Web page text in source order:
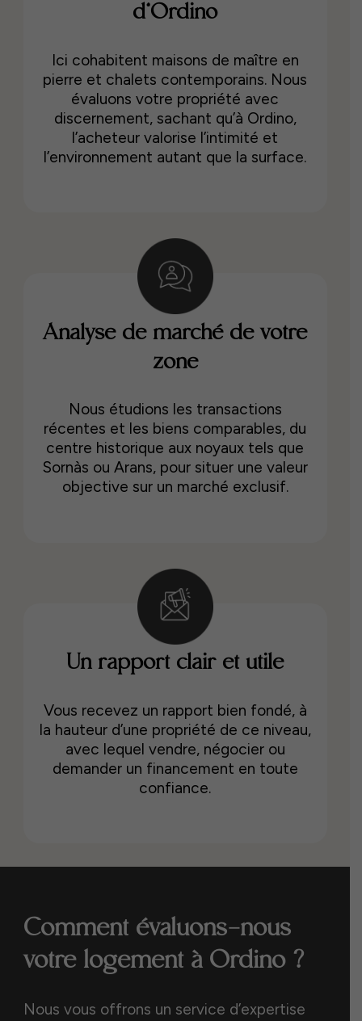
d’Ordino
Ici cohabitent maisons de maître en
pierre et chalets contemporains. Nous
évaluons votre propriété avec
discernement, sachant qu’à Ordino,
l’acheteur valorise l’intimité et
l’environnement autant que la surface.
Analyse de marché de votre
zone
Nous étudions les transactions
récentes et les biens comparables, du
centre historique aux noyaux tels que
Sornàs ou Arans, pour situer une valeur
objective sur un marché exclusif.
Un rapport clair et utile
Vous recevez un rapport bien fondé, à
la hauteur d’une propriété de ce niveau,
avec lequel vendre, négocier ou
demander un financement en toute
confiance.
Comment évaluons-nous
votre logement à Ordino ?
Nous vous offrons un service d’expertise